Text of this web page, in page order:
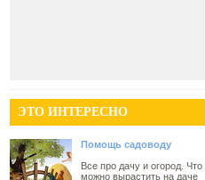
ЭТО ИНТЕРЕСНО
Помощь садоводу
Все про дачу и огород. Что
можно вырастить на даче